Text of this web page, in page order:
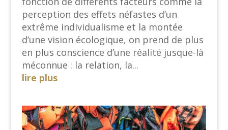
perception des effets néfastes d’un
extrême individualisme et la montée
d’une vision écologique, on prend de plus
en plus conscience d’une réalité jusque-là
méconnue : la relation, la...
lire plus